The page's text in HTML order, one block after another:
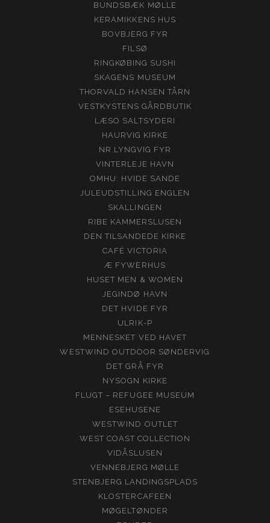
BUNDSBÆK MØLLE
KERAMIKKENS HUS
BOVBJERG FYR
FILSØ
RINGKØBING SUSHI
SKAGENS MUSEUM
THORVALD HANSEN TÅRN
VESTKYSTENS GÅRDBUTIK
LÆSO SALTSYDERI
HAURVIG KIRKE
NR.LYNGVIG FYR
VINTERLEJE HAVN
OMHU: HVIDE SANDE
JULEUDSTILLING ENGLEN
SKALLINGEN
RIBE KAMMERSLUSEN
DEN TILSANDEDE KIRKE
CAFÉ VICTORIA
Æ FYWERHUS
HUSET MEN & WOMEN
JEGINDØ HAVN
DET HVIDE FYR
ULRIK-P
MENNESKET VED HAVET
WESTWIND OUTDOOR SØNDERVIG
DET GRÅ FYR
NYSOGN KIRKE
FLUGT – REFUGEE MUSEUM
ESEHUSENE
WESTWIND OUTLET
WEST COAST COLLECTION
VIDÅSLUSEN
VENNEBJERG MØLLE
STENBJERG LANDINGSPLADS
KLOSTERCAFEEN
MØGELTØNDER